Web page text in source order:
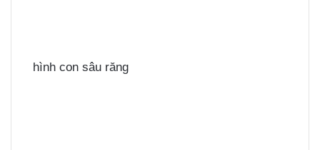
hình con sâu răng